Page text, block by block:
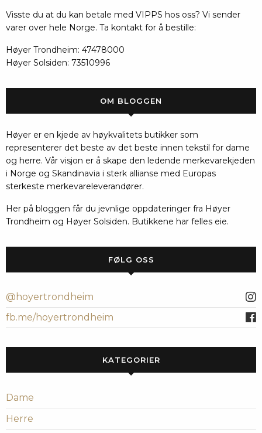
Visste du at du kan betale med VIPPS hos oss? Vi sender
varer over hele Norge. Ta kontakt for å bestille:
Høyer Trondheim: 47478000
Høyer Solsiden: 73510996
OM BLOGGEN
Høyer er en kjede av høykvalitets butikker som
representerer det beste av det beste innen tekstil for dame
og herre. Vår visjon er å skape den ledende merkevarekjeden
i Norge og Skandinavia i sterk allianse med Europas
sterkeste merkevareleverandører.
Her på bloggen får du jevnlige oppdateringer fra Høyer
Trondheim og Høyer Solsiden. Butikkene har felles eie.
FØLG OSS
@hoyertrondheim
fb.me/hoyertrondheim
KATEGORIER
Dame
Herre